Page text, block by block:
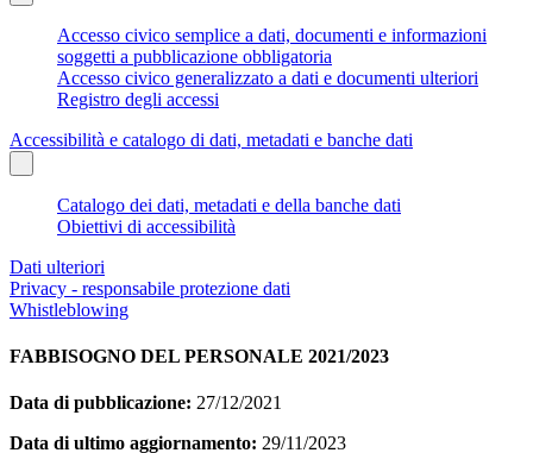
Accesso civico semplice a dati, documenti e informazioni
soggetti a pubblicazione obbligatoria
Accesso civico generalizzato a dati e documenti ulteriori
Registro degli accessi
Accessibilità e catalogo di dati, metadati e banche dati
Catalogo dei dati, metadati e della banche dati
Obiettivi di accessibilità
Dati ulteriori
Privacy - responsabile protezione dati
Whistleblowing
FABBISOGNO DEL PERSONALE 2021/2023
Data di pubblicazione: 27/12/2021
Data di ultimo aggiornamento: 29/11/2023